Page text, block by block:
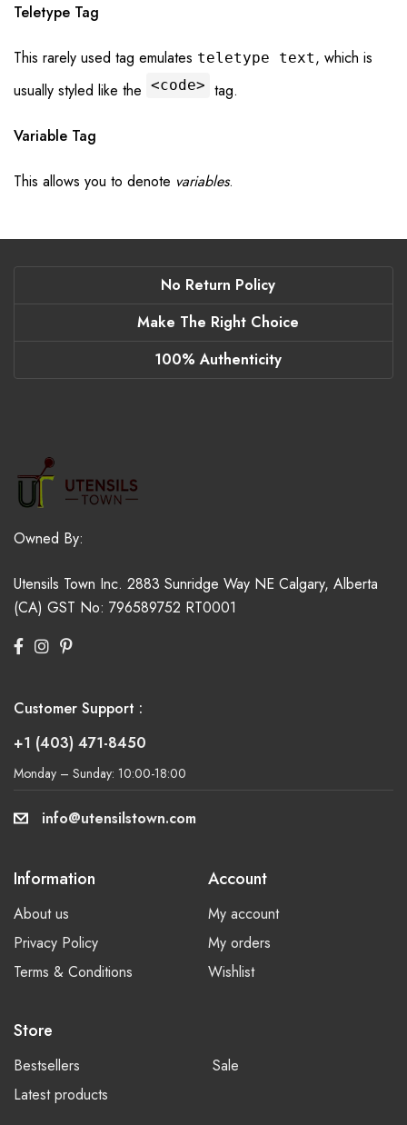
Teletype Tag
This rarely used tag emulates teletype text, which is
usually styled like the <code> tag.
Variable Tag
This allows you to denote variables.
No Return Policy
Make The Right Choice
100% Authenticity
Owned By:
Utensils Town Inc. 2883 Sunridge Way NE Calgary, Alberta
(CA) GST No: 796589752 RT0001
Customer Support :
+1 (403) 471-8450
Monday – Sunday: 10:00-18:00
info@utensilstown.com
Information
About us
Privacy Policy
Terms & Conditions
Account
My account
My orders
Wishlist
Store
Bestsellers
Sale
Latest products